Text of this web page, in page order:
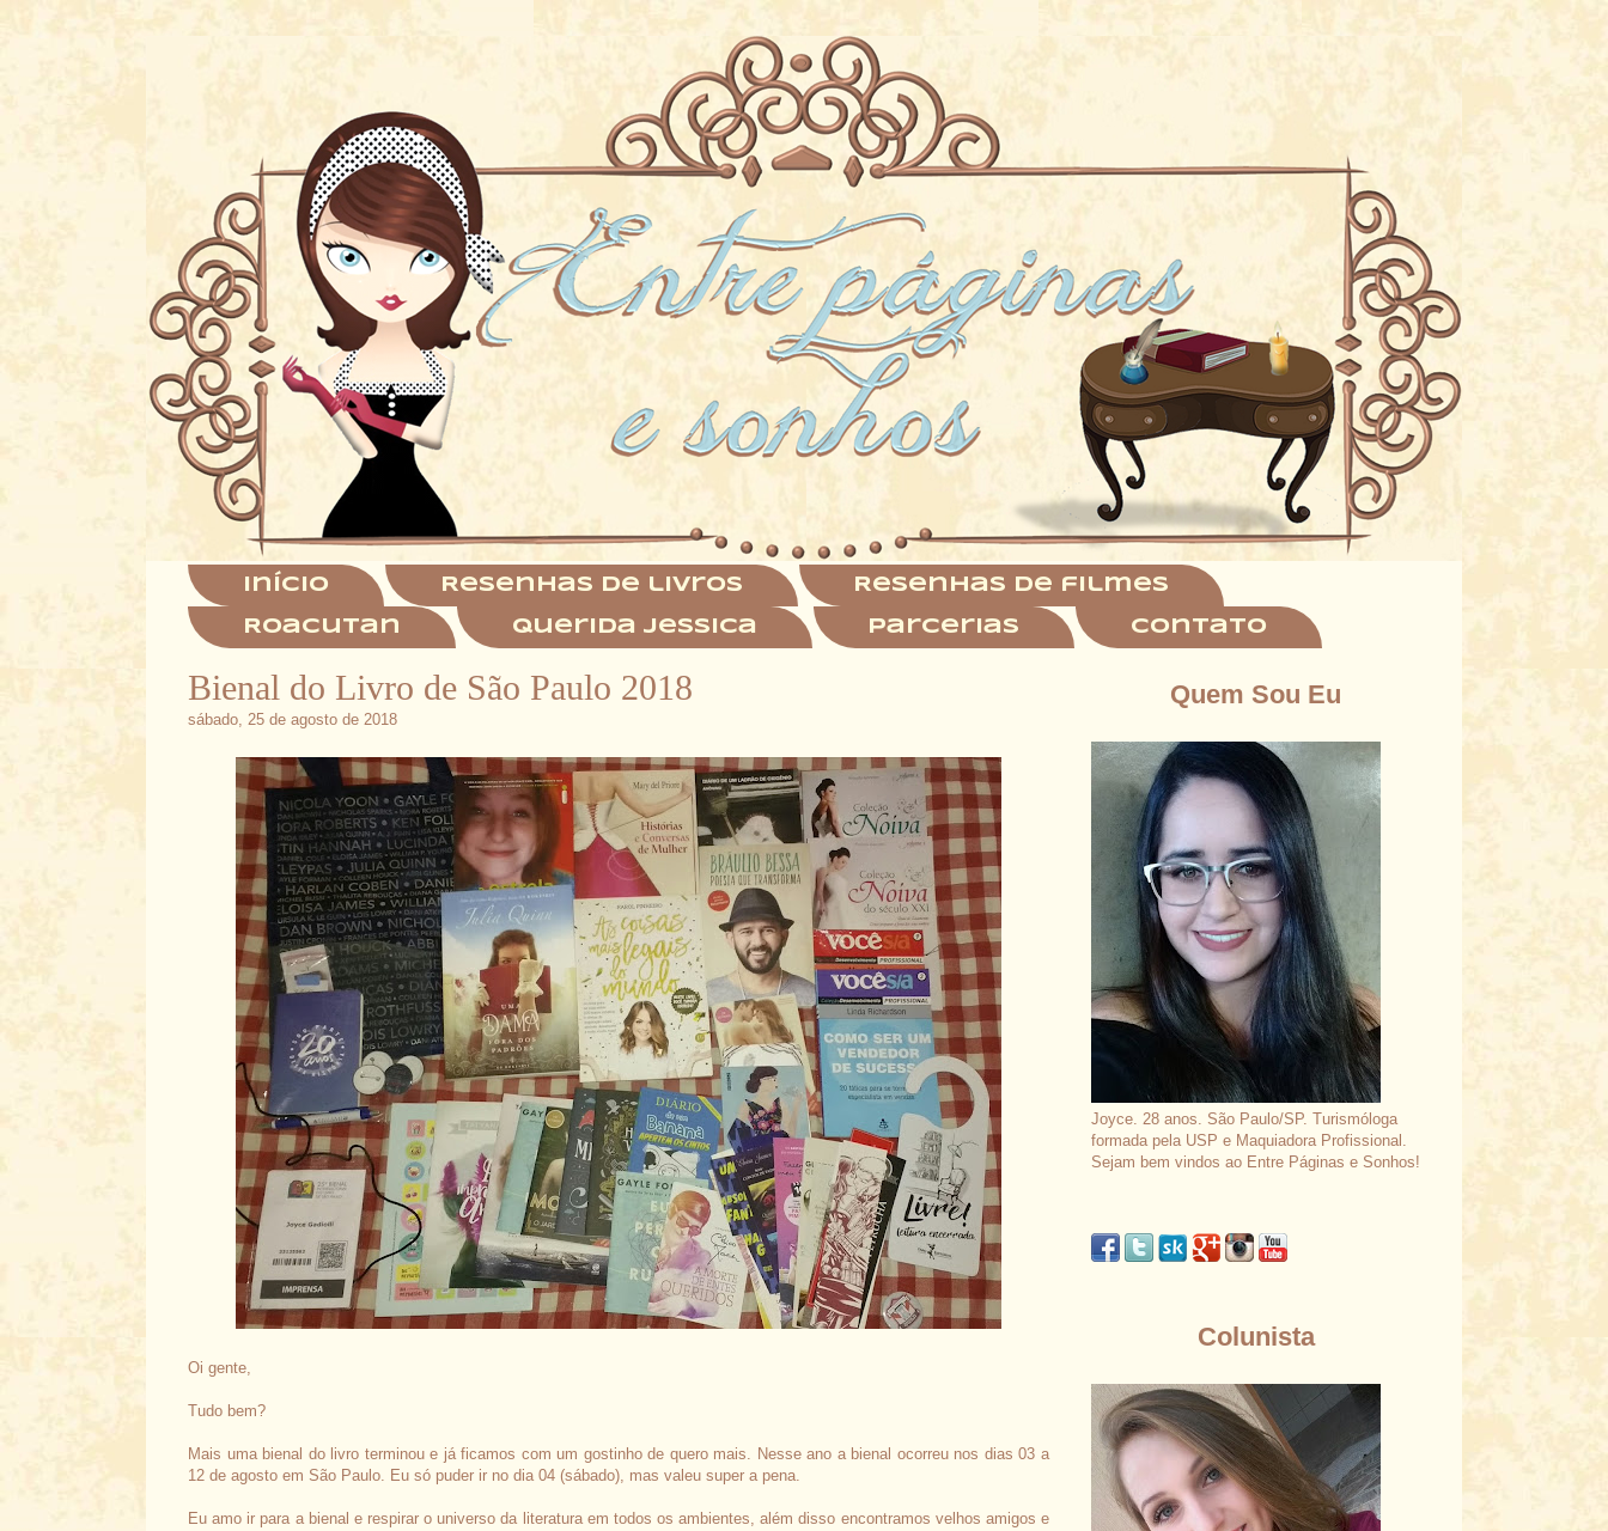
Início Resenhas de livros Resenhas de filmes
Roacutan Querida Jessica Parcerias Contato
Bienal do Livro de São Paulo 2018
sábado, 25 de agosto de 2018
Oi gente,
Tudo bem?
Mais uma bienal do livro terminou e já ficamos com um gostinho de quero mais. Nesse ano a bienal ocorreu nos dias 03 a
12 de agosto em São Paulo. Eu só puder ir no dia 04 (sábado), mas valeu super a pena.
Eu amo ir para a bienal e respirar o universo da literatura em todos os ambientes, além disso encontramos velhos amigos e
Quem Sou Eu
Joyce. 28 anos. São Paulo/SP. Turismóloga
formada pela USP e Maquiadora Profissional.
Sejam bem vindos ao Entre Páginas e Sonhos!
Colunista